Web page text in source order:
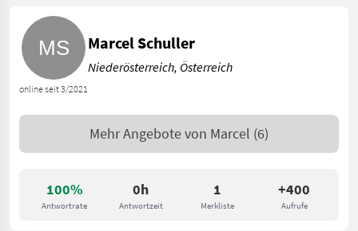
100%
Antwortrate
0h
Antwortzeit
1
Merkliste
+400
Aufrufe
online seit 3/2021
Marcel Schuller
Niederösterreich, Österreich
Mehr Angebote von Marcel (6)